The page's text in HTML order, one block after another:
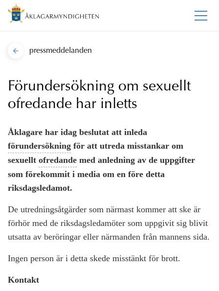
pressmeddelanden
Förundersökning om sexuellt
ofredande har inletts
Åklagare har idag beslutat att inleda
förundersökning för att utreda misstankar om
sexuellt ofredande med anledning av de uppgifter
som förekommit i media om en före detta
riksdagsledamot.
De utredningsåtgärder som närmast kommer att ske är
förhör med de riksdagsledamöter som uppgivit sig blivit
utsatta av beröringar eller närmanden från mannens sida.
Ingen person är i detta skede misstänkt för brott.
Kontakt